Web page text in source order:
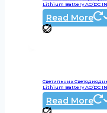
Lithium Battery AC/DC
Read More
Светильник
Lithium Battery AC/DC
Read More